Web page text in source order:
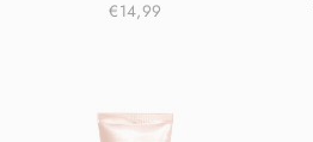
€14,99